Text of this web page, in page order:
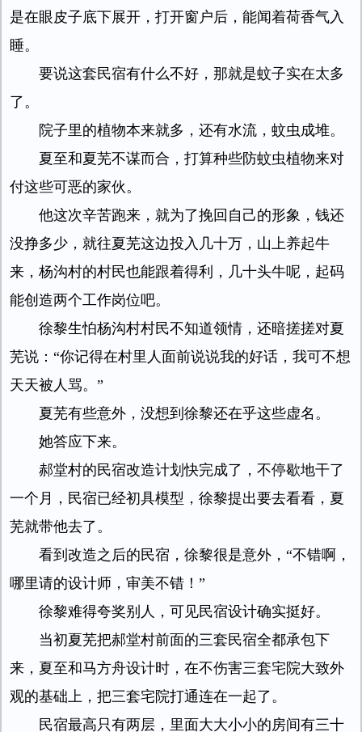
是在眼皮子底下展开，打开窗户后，能闻着荷香气入
睡。
要说这套民宿有什么不好，那就是蚊子实在太多
了。
院子里的植物本来就多，还有水流，蚊虫成堆。
夏至和夏芜不谋而合，打算种些防蚊虫植物来对
付这些可恶的家伙。
他这次辛苦跑来，就为了挽回自己的形象，钱还
没挣多少，就往夏芜这边投入几十万，山上养起牛
来，杨沟村的村民也能跟着得利，几十头牛呢，起码
能创造两个工作岗位吧。
徐黎生怕杨沟村村民不知道领情，还暗搓搓对夏
芜说：“你记得在村里人面前说说我的好话，我可不想
天天被人骂。”
夏芜有些意外，没想到徐黎还在乎这些虚名。
她答应下来。
郝堂村的民宿改造计划快完成了，不停歇地干了
一个月，民宿已经初具模型，徐黎提出要去看看，夏
芜就带他去了。
看到改造之后的民宿，徐黎很是意外，“不错啊，
哪里请的设计师，审美不错！”
徐黎难得夸奖别人，可见民宿设计确实挺好。
当初夏芜把郝堂村前面的三套民宿全都承包下
来，夏至和马方舟设计时，在不伤害三套宅院大致外
观的基础上，把三套宅院打通连在一起了。
民宿最高只有两层，里面大大小小的房间有三十